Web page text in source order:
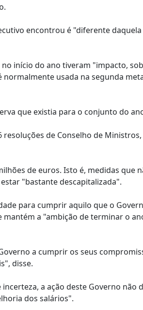
encontrou é "diferente
início do ano tiveram "impacto,
usada na segunda
que existia para o conjunto do
de Conselho de Ministros,
de euros. Isto é, medidas que
"bastante descapitalizada".
para cumprir aquilo que o
a "ambição de terminar o
a cumprir os seus
disse.
a ação deste Governo não
dos salários".